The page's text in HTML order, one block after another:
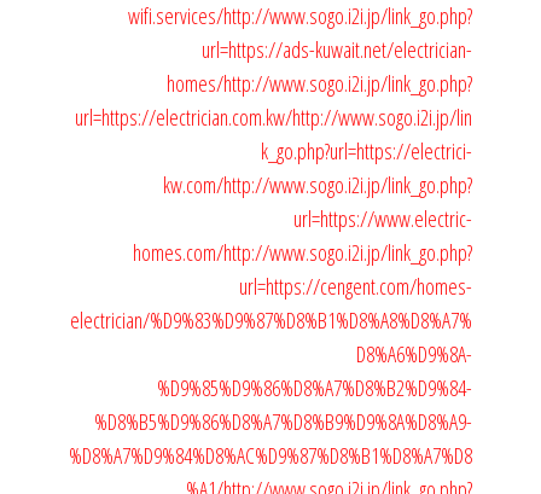
wifi.services/http://www.sogo.i2i.jp/link_go.php?
url=https://ads-kuwait.net/electrician-
homes/http://www.sogo.i2i.jp/link_go.php?
url=https://electrician.com.kw/http://www.sogo.i2i.jp/lin
k_go.php?url=https://electrici-
kw.com/http://www.sogo.i2i.jp/link_go.php?
url=https://www.electric-
homes.com/http://www.sogo.i2i.jp/link_go.php?
url=https://cengent.com/homes-
electrician/%D9%83%D9%87%D8%B1%D8%A8%D8%A7%
D8%A6%D9%8A-
%D9%85%D9%86%D8%A7%D8%B2%D9%84-
%D8%B5%D9%86%D8%A7%D8%B9%D9%8A%D8%A9-
%D8%A7%D9%84%D8%AC%D9%87%D8%B1%D8%A7%D8